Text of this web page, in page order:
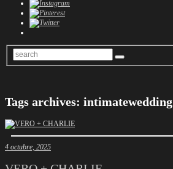
Tags archives: intimatewedding
4 octubre, 2025